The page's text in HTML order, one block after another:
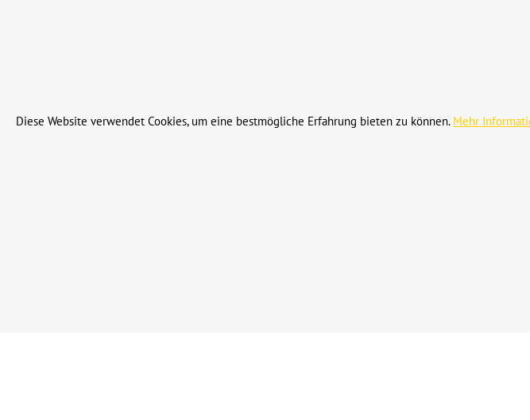
Diese Website verwendet Cookies, um eine bestmögliche Erfahrung bieten zu können. Mehr